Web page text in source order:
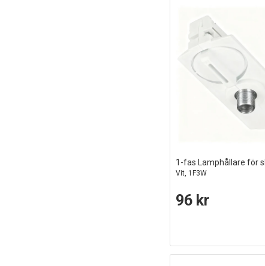
1-fas Lamphållare för
Vit, 1F3W
96 kr